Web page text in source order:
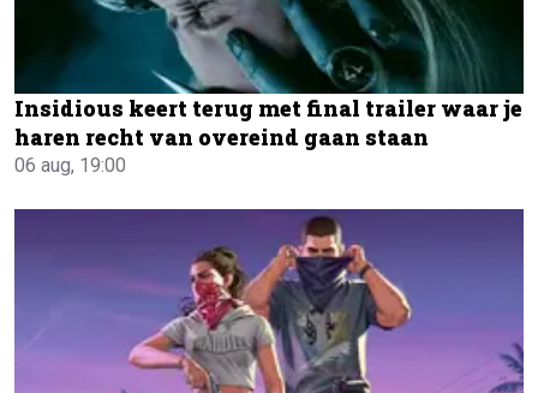
Insidious keert terug met final trailer waar je
haren recht van overeind gaan staan
06 aug, 19:00